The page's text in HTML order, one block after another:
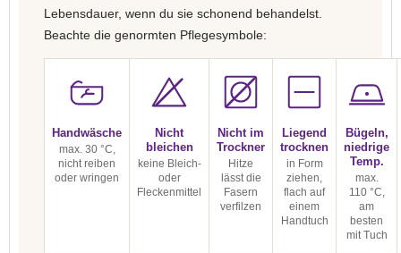
Lebensdauer, wenn du sie schonend behandelst.
Beachte die genormten Pflegesymbole:
Handwäsche
max. 30 °C,
nicht reiben
oder wringen
Nicht
bleichen
keine Bleich-
oder
Fleckenmittel
Nicht im
Trockner
Hitze
lässt die
Fasern
verfilzen
Liegend
trocknen
in Form
ziehen,
flach auf
einem
Handtuch
Bügeln,
niedrige
Temp.
max.
110 °C,
am
besten
mit Tuch